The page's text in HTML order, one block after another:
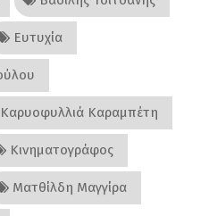
Ευτυχία
Καρυοφυλλιά Καραμπέτη
Κινηματογράφος
Ματθίλδη Μαγγίρα